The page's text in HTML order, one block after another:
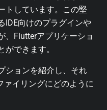
トしています。この堅
IDE向けのプラグインや
、Flutterアプリケーショ
できます。
ションを紹介し、それ
ァイリングにどのように